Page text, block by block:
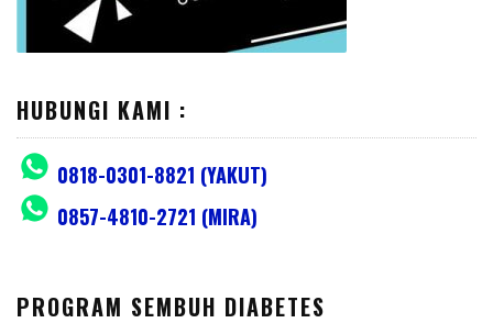
HUBUNGI KAMI :
0818-0301-8821 (YAKUT)
0857-4810-2721 (MIRA)
PROGRAM SEMBUH DIABETES